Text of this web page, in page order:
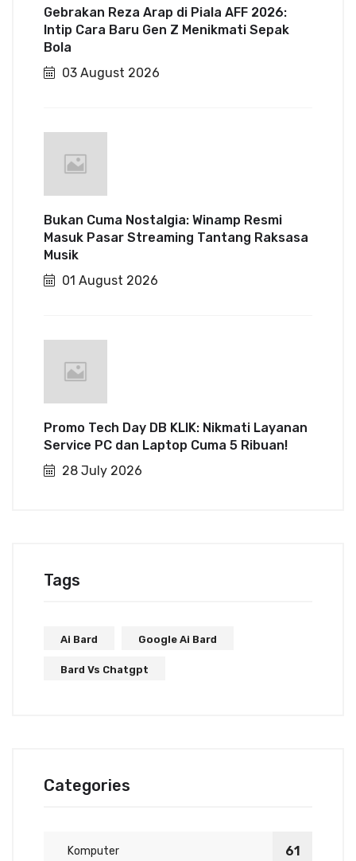
Gebrakan Reza Arap di Piala AFF 2026:
Intip Cara Baru Gen Z Menikmati Sepak
Bola
03 August 2026
Bukan Cuma Nostalgia: Winamp Resmi
Masuk Pasar Streaming Tantang Raksasa
Musik
01 August 2026
Promo Tech Day DB KLIK: Nikmati Layanan
Service PC dan Laptop Cuma 5 Ribuan!
28 July 2026
Tags
Ai Bard Google Ai Bard
Bard Vs Chatgpt
Categories
Komputer 61